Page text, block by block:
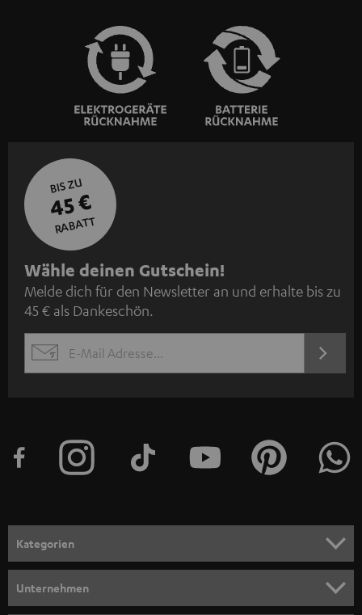
BIS ZU
45 €
RABATT
N
e
w
s
l
e
n
m
e
l
Wähle deinen Gutschein!
Melde dich für den Newsletter an und erhalte bis zu
45 € als Dankeschön.
EMAIL
JETZT
Kategorien
Unternehmen